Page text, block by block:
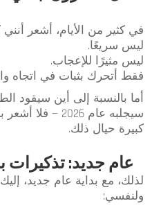
في كثير من الأيام، أشعر
ليس سريعًا.
ليس مثيرًا للإعجاب.
فقط أتحرك بثبات في اتجاه
أما بالنسبة إلى أين سيقود
سيجلبه عام 2026
كبيرة حيال ذلك.
عام جديد:
لذلك، مع بداية عام جديد،
ولنفسي: